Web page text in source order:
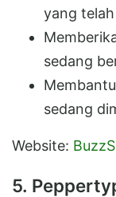
yang
sedang
sedang
Website:
5.